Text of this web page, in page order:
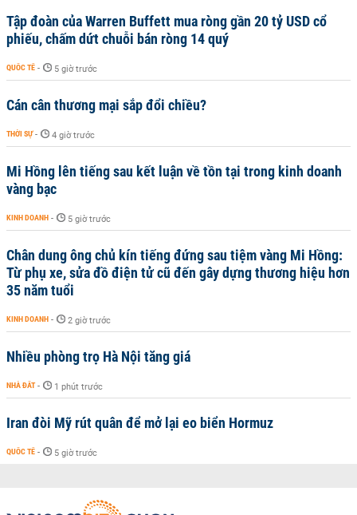
Tập đoàn của Warren Buffett mua ròng gần 20 tỷ USD cổ
phiếu, chấm dứt chuỗi bán ròng 14 quý
QUỐC TẾ - 5 giờ trước
Cán cân thương mại sắp đổi chiều?
THỜI SỰ - 4 giờ trước
Mi Hồng lên tiếng sau kết luận về tồn tại trong kinh doanh
vàng bạc
KINH DOANH - 5 giờ trước
Chân dung ông chủ kín tiếng đứng sau tiệm vàng Mi Hồng:
Từ phụ xe, sửa đồ điện tử cũ đến gây dựng thương hiệu hơn
35 năm tuổi
KINH DOANH - 2 giờ trước
Nhiều phòng trọ Hà Nội tăng giá
NHÀ ĐẤT - 1 phút trước
Iran đòi Mỹ rút quân để mở lại eo biển Hormuz
QUỐC TẾ - 5 giờ trước